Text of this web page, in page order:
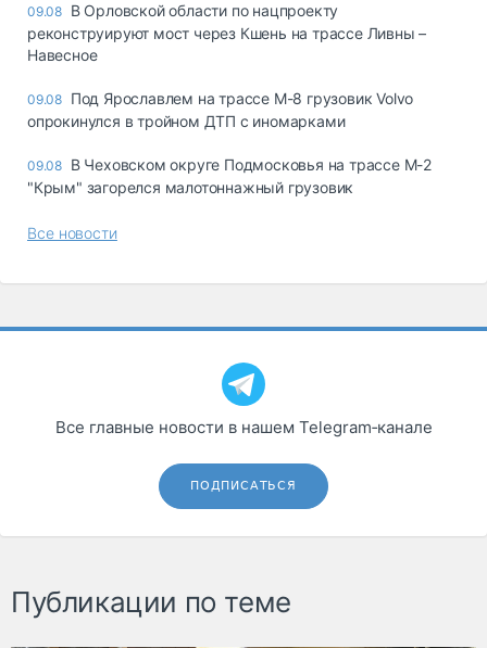
09.08 В Орловской области по нацпроекту
реконструируют мост через Кшень на трассе Ливны –
Навесное
09.08 Под Ярославлем на трассе М-8 грузовик Volvo
опрокинулся в тройном ДТП с иномарками
09.08 В Чеховском округе Подмосковья на трассе М-2
"Крым" загорелся малотоннажный грузовик
Все новости
Все главные новости в нашем Telegram‑канале
ПОДПИСАТЬСЯ
Публикации по теме